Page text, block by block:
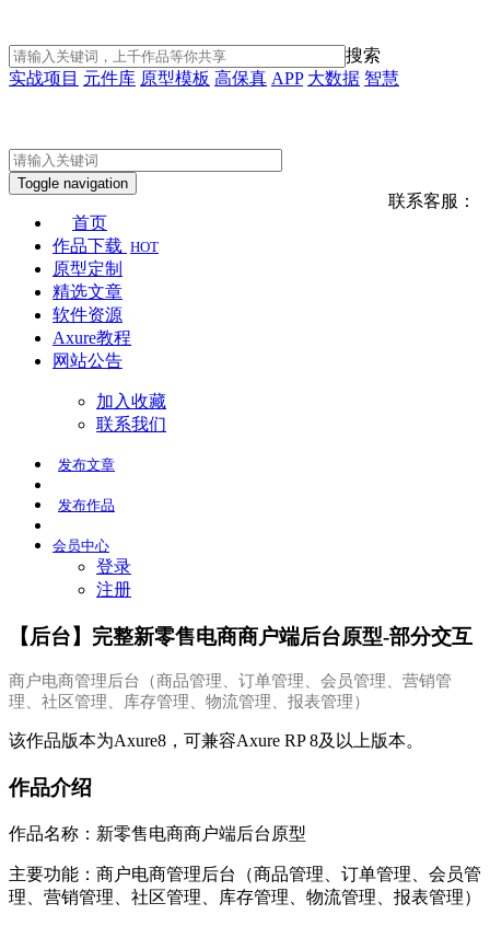
搜索
实战项目 元件库 原型模板 高保真 APP 大数据 智慧
联系客服：
Toggle navigation
首页
作品下载 HOT
原型定制
精选文章
软件资源
Axure教程
网站公告
加入收藏
联系我们
发布文章
发布作品
会员中心
登录
注册
【后台】完整新零售电商商户端后台原型-部分交互
商户电商管理后台（商品管理、订单管理、会员管理、营销管
理、社区管理、库存管理、物流管理、报表管理）
该作品版本为Axure8，可兼容Axure RP 8及以上版本。
作品介绍
作品名称：新零售电商商户端后台原型
主要功能：商户电商管理后台（商品管理、订单管理、会员管
理、营销管理、社区管理、库存管理、物流管理、报表管理）